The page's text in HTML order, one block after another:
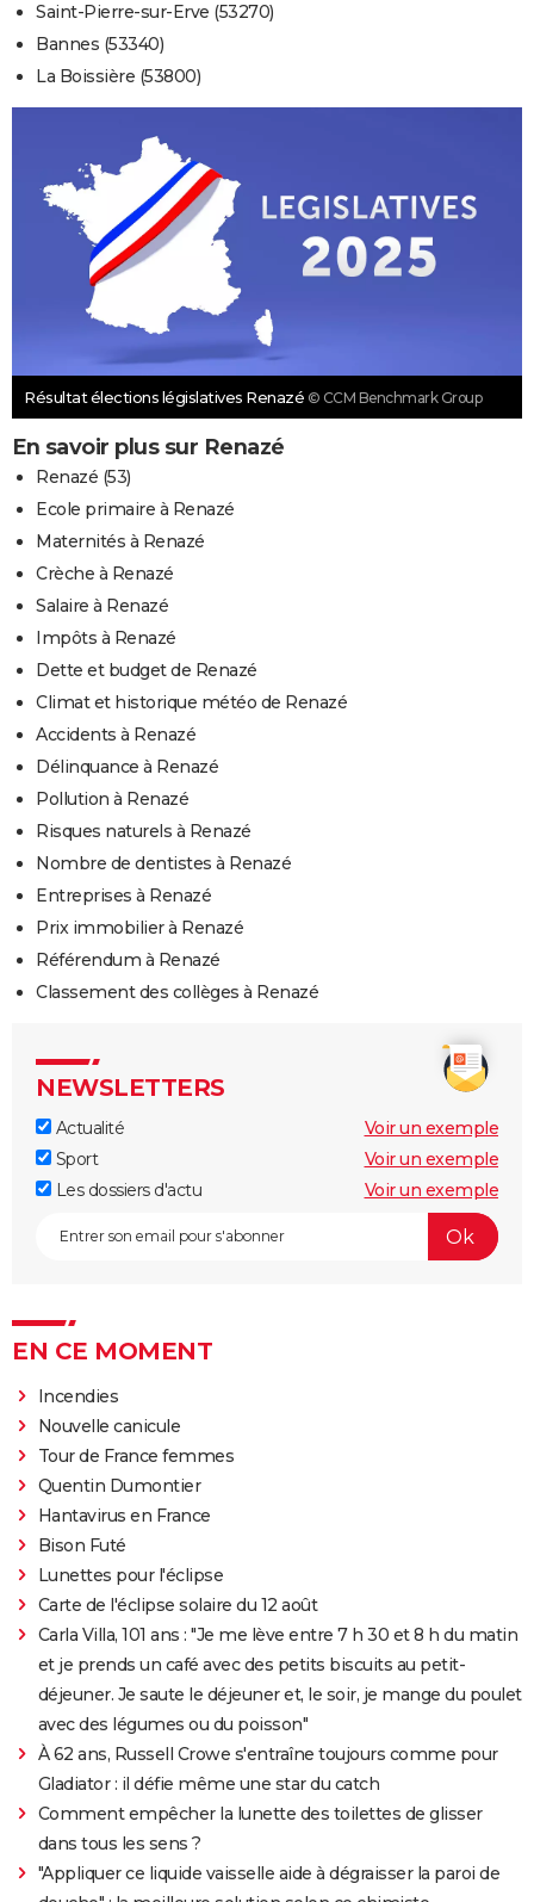
Saint-Pierre-sur-Erve (53270)
Bannes (53340)
La Boissière (53800)
Résultat élections législatives Renazé © CCM Benchmark Group
En savoir plus sur Renazé
Renazé (53)
Ecole primaire à Renazé
Maternités à Renazé
Crèche à Renazé
Salaire à Renazé
Impôts à Renazé
Dette et budget de Renazé
Climat et historique météo de Renazé
Accidents à Renazé
Délinquance à Renazé
Pollution à Renazé
Risques naturels à Renazé
Nombre de dentistes à Renazé
Entreprises à Renazé
Prix immobilier à Renazé
Référendum à Renazé
Classement des collèges à Renazé
NEWSLETTERS
Actualité
Voir un exemple
Sport
Voir un exemple
Les dossiers d'actu
Voir un exemple
EN CE MOMENT
Incendies
Nouvelle canicule
Tour de France femmes
Quentin Dumontier
Hantavirus en France
Bison Futé
Lunettes pour l'éclipse
Carte de l'éclipse solaire du 12 août
Carla Villa, 101 ans : "Je me lève entre 7 h 30 et 8 h du matin
et je prends un café avec des petits biscuits au petit-
déjeuner. Je saute le déjeuner et, le soir, je mange du poulet
avec des légumes ou du poisson"
À 62 ans, Russell Crowe s'entraîne toujours comme pour
Gladiator : il défie même une star du catch
Comment empêcher la lunette des toilettes de glisser
dans tous les sens ?
"Appliquer ce liquide vaisselle aide à dégraisser la paroi de